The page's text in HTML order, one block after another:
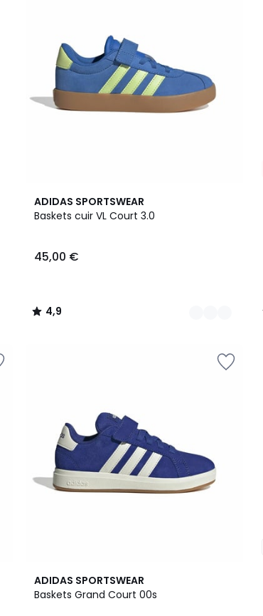
ADIDAS SPORTSWEAR
Baskets cuir VL Court 3.0
45,00 €
4,9
/ 5
4
Couleurs
4,9
/
ADIDAS SPORTSWEAR
Baskets Grand Court 00s
4,8
/ 5
3
Couleurs